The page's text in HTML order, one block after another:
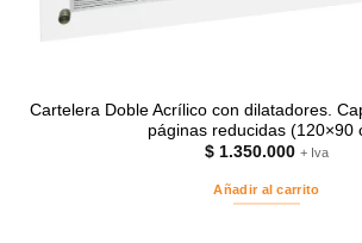
Cartelera Doble Acrílico con dilatadores.
páginas reducidas (120×90
$ 1.350.000 + Iva
Añadir al carrito